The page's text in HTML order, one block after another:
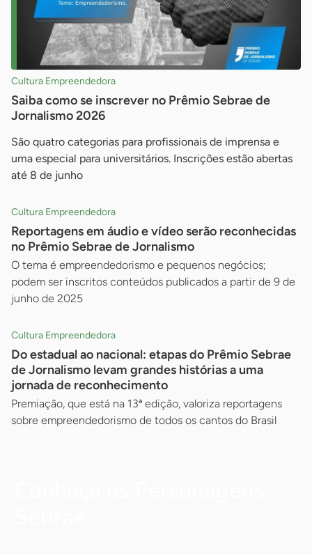
Cultura Empreendedora
Saiba como se inscrever no Prêmio Sebrae de
Jornalismo 2026
São quatro categorias para profissionais de imprensa e
uma especial para universitários. Inscrições estão abertas
até 8 de junho
Cultura Empreendedora
Reportagens em áudio e vídeo serão reconhecidas
no Prêmio Sebrae de Jornalismo
O tema é empreendedorismo e pequenos negócios;
podem ser inscritos conteúdos publicados a partir de 9 de
junho de 2025
Cultura Empreendedora
Do estadual ao nacional: etapas do Prêmio Sebrae
de Jornalismo levam grandes histórias a uma
jornada de reconhecimento
Premiação, que está na 13ª edição, valoriza reportagens
sobre empreendedorismo de todos os cantos do Brasil